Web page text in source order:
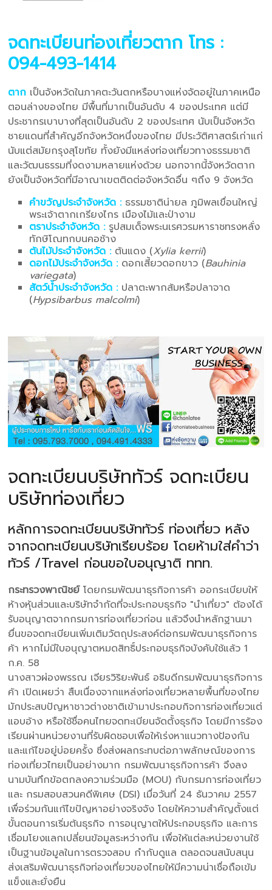
จดทะเบียนท่องเที่ยวตากโทร :
094-493-1414
ตาก เป็นจังหวัดในภาคตะวันตกหรือบางแห่งจัดอยู่ในภาคเหนือ
ตอนล่างของไทย มีพื้นที่มากเป็นอันดับ 4 ของประเทศ แต่มี
ประชากรเบาบางที่สุดเป็นอันดับ 2 ของประเทศ นับเป็นจังหวัด
ชายแดนที่สำคัญอีกจังหวัดหนึ่งของไทย มีประวัติศาสตร์เก่าแก่
นับแต่สมัยกรุงสุโขทัย ทั้งยังมีแหล่งท่องเที่ยวทางธรรมชาติ
และวัฒนธรรมที่งดงามหลายแห่งด้วย นอกจากนี้จังหวัดตาก
ยังเป็นจังหวัดที่มีอาณาเขตติดต่อจังหวัดอื่น ๆถึง 9 จังหวัด
คำขวัญประจำจังหวัด :ธรรมชาติน่ายล ภูมิพลเขื่อนใหญ่
พระเจ้าตากเกรียงไกร เมืองไม้และป่างาม
ตราประจำจังหวัด :รูปสมเด็จพระนเรศวรมหาราชทรงหลั่ง
ทักษิโณทกบนคอช้าง
ต้นไม้ประจำจังหวัด :ต้นแดง (Xylia kerrii)
ดอกไม้ประจำจังหวัด : ดอกเสี้ยวดอกขาว (Bauhinia
variegata)
สัตว์น้ำประจำจังหวัด :ปลาตะพากส้มหรือปลาจาด
(Hypsibarbus malcolmi)
จดทะเบียนบริษัททัวร์ จดทะเบียน
บริษัทท่องเที่ยว
หลักการจดทะเบียนบริษัททัวร์ ท่องเที่ยว หลัง
จากจดทะเบียนบริษัทเรียบร้อย โดยห้ามใส่คำว่า
ทัวร์ /Travel ก่อนขอใบอนุญาติ ททท.
กระทรวงพาณิชย์โดยกรมพัฒนาธุรกิจการค้า ออกระเบียบให้
ห้างหุ้นส่วนและบริษัทจำกัดที่จะประกอบธุรกิจ "นำเที่ยว" ต้องได้
รับอนุญาตจากกรมการท่องเที่ยวก่อน แล้วจึงนำหลักฐานมา
ยื่นขอจดทะเบียนเพิ่มเติมวัตถุประสงค์ต่อกรมพัฒนาธุรกิจการ
ค้า หากไม่มีใบอนุญาตหมดสิทธิ์ประกอบธุรกิจบังคับใช้แล้ว 1
ก.ค. 58
นางสาวผ่องพรรณ เจียรวิริยะพันธ์ อธิบดีกรมพัฒนาธุรกิจการ
ค้า เปิดเผยว่า สืบเนื่องจากแหล่งท่องเที่ยวหลายพื้นที่ของไทย
มักประสบปัญหาชาวต่างชาติเข้ามาประกอบกิจการท่องเที่ยวแต่
แอบอ้าง หรือใช้ชื่อคนไทยจดทะเบียนจัดตั้งธุรกิจ โดยมีการร้อง
เรียนผ่านหน่วยงานที่รับผิดชอบเพื่อให้เร่งหาแนวทางป้องกัน
และแก้ไขอยู่บ่อยครั้ง ซึ่งส่งผลกระทบต่อภาพลักษณ์ของการ
ท่องเที่ยวไทยเป็นอย่างมาก กรมพัฒนาธุรกิจการค้า จึงลง
นามบันทึกข้อตกลงความร่วมมือ (MOU) กับกรมการท่องเที่ยว
และ กรมสอบสวนคดีพิเศษ (DSI) เมื่อวันที่ 24 ธันวาคม 2557
เพื่อร่วมกันแก้ไขปัญหาอย่างจริงจัง โดยให้ความสำคัญตั้งแต่
ขั้นตอนการเริ่มต้นธุรกิจ การอนุญาตให้ประกอบธุรกิจ และการ
เชื่อมโยงแลกเปลี่ยนข้อมูลระหว่างกัน เพื่อให้แต่ละหน่วยงานใช้
เป็นฐานข้อมูลในการตรวจสอบ กำกับดูแล ตลอดจนสนับสนุน
ส่งเสริมพัฒนาธุรกิจท่องเที่ยวของไทยให้มีความน่าเชื่อถือเข้ม
แข็งและยั่งยืน